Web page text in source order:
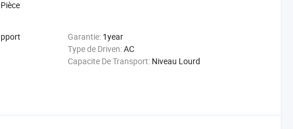
Garantie: 1year
Type de Driven:AC
Capacite De Transport: Niveau Lourd